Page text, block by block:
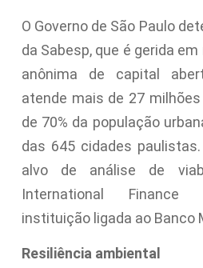
O Governo de São Paulo
da Sabesp, que é gerida
anônima de capital
atende mais de 27
de 70% da população
das 645 cidades
alvo de análise de
International Finance
instituição ligada ao Banco
Resiliência ambiental